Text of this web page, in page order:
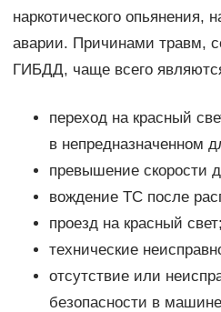
наркотического
аварии. Причинами травм,
ГИБДД, чаще всего
переход на красный
в непредназначенном
превышение скорости
вождение ТС после
проезд на красный свет;
технические
отсутствие или
безопасности в